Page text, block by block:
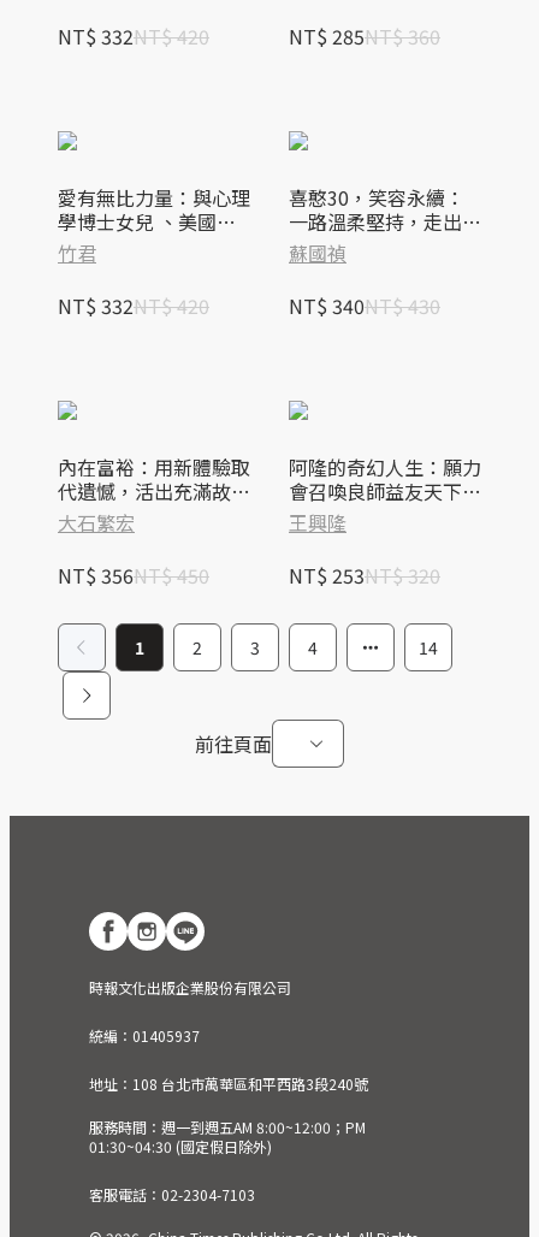
NT$ 332NT$ 420
NT$ 285NT$ 360
愛有無比力量：與心理
學博士女兒 、美國丈
夫和烏克蘭女婿的心靈
對話
竹君
NT$ 332NT$ 420
喜憨30，笑容永續：
一路溫柔堅持，走出嶄
新未來
蘇國禎
NT$ 340NT$ 430
內在富裕：用新體驗取
代遺憾，活出充滿故事
的人生
大石繁宏
NT$ 356NT$ 450
阿隆的奇幻人生：願力
會召喚良師益友天下資
源
王興隆
NT$ 253NT$ 320
1 2 3 4 14
前往頁面
時報文化出版企業股份有限公司
統編：01405937
地址：108 台北市萬華區和平西路3段240號
服務時間：週一到週五AM 8:00~12:00；PM
01:30~04:30 (國定假日除外)
客服電話：02-2304-7103